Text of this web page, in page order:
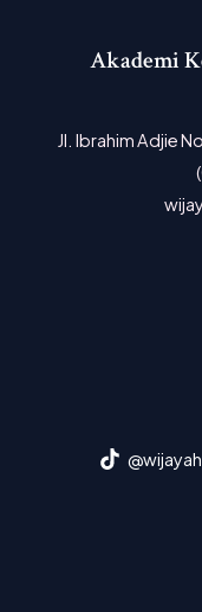
Akademi
Jl. Ibrahim Adjie